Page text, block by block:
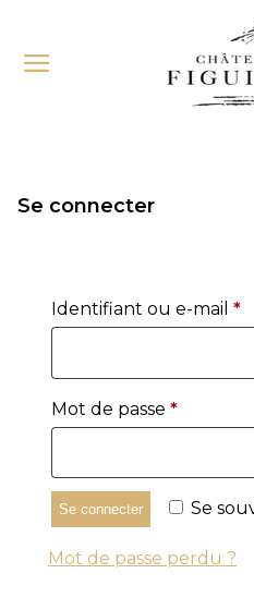
Se connecter
Identifiant ou e-mail *
Mot de passe *
Se
Se connecter
Mot de passe perdu ?